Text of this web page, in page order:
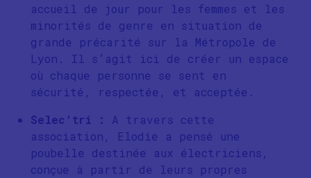
accueil de jour pour les femmes et les
minorités de genre en situation de
grande précarité sur la Métropole de
Lyon. Il s’agit ici de créer un espace
où chaque personne se sent en
sécurité, respectée, et acceptée.
Selec’tri :
A travers cette
association, Elodie a pensé une
poubelle destinée aux électriciens,
conçue à partir de leurs propres